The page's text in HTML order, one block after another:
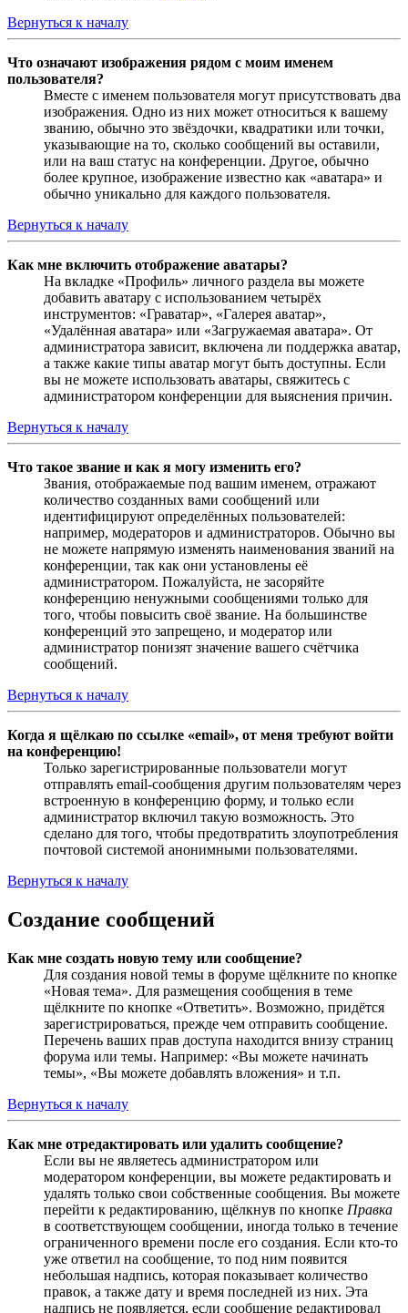
Вернуться к началу
Что означают изображения рядом с моим именем
пользователя?
Вместе с именем пользователя могут присутствовать два
изображения. Одно из них может относиться к вашему
званию, обычно это звёздочки, квадратики или точки,
указывающие на то, сколько сообщений вы оставили,
или на ваш статус на конференции. Другое, обычно
более крупное, изображение известно как «аватара» и
обычно уникально для каждого пользователя.
Вернуться к началу
Как мне включить отображение аватары?
На вкладке «Профиль» личного раздела вы можете
добавить аватару с использованием четырёх
инструментов: «Граватар», «Галерея аватар»,
«Удалённая аватара» или «Загружаемая аватара». От
администратора зависит, включена ли поддержка аватар,
а также какие типы аватар могут быть доступны. Если
вы не можете использовать аватары, свяжитесь с
администратором конференции для выяснения причин.
Вернуться к началу
Что такое звание и как я могу изменить его?
Звания, отображаемые под вашим именем, отражают
количество созданных вами сообщений или
идентифицируют определённых пользователей:
например, модераторов и администраторов. Обычно вы
не можете напрямую изменять наименования званий на
конференции, так как они установлены её
администратором. Пожалуйста, не засоряйте
конференцию ненужными сообщениями только для
того, чтобы повысить своё звание. На большинстве
конференций это запрещено, и модератор или
администратор понизят значение вашего счётчика
сообщений.
Вернуться к началу
Когда я щёлкаю по ссылке «email», от меня требуют войти
на конференцию!
Только зарегистрированные пользователи могут
отправлять email-сообщения другим пользователям через
встроенную в конференцию форму, и только если
администратор включил такую возможность. Это
сделано для того, чтобы предотвратить злоупотребления
почтовой системой анонимными пользователями.
Вернуться к началу
Создание сообщений
Как мне создать новую тему или сообщение?
Для создания новой темы в форуме щёлкните по кнопке
«Новая тема». Для размещения сообщения в теме
щёлкните по кнопке «Ответить». Возможно, придётся
зарегистрироваться, прежде чем отправить сообщение.
Перечень ваших прав доступа находится внизу страниц
форума или темы. Например: «Вы можете начинать
темы», «Вы можете добавлять вложения» и т.п.
Вернуться к началу
Как мне отредактировать или удалить сообщение?
Если вы не являетесь администратором или
модератором конференции, вы можете редактировать и
удалять только свои собственные сообщения. Вы можете
перейти к редактированию, щёлкнув по кнопке Правка
в соответствующем сообщении, иногда только в течение
ограниченного времени после его создания. Если кто-то
уже ответил на сообщение, то под ним появится
небольшая надпись, которая показывает количество
правок, а также дату и время последней из них. Эта
надпись не появляется, если сообщение редактировал